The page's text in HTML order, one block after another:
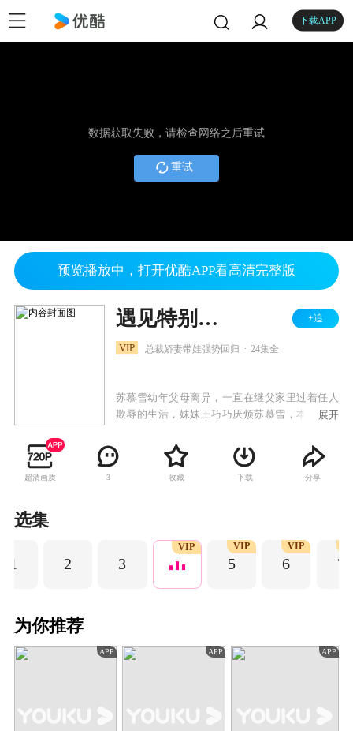
下载APP
数据获取失败，请检查网络之后重试
重试
预览播放中，打开优酷APP看高清完整版
遇见特别的你 +追
VIP 总裁娇妻带娃强势回归 24集全
苏慕雪幼年父母离异，一直在继父家里过着任人
欺辱的生活，妹妹王巧巧厌烦苏慕雪，本想着开
目失明，而王巧巧诬陷苏慕雪是罪魁祸首。三年
后苏慕雪出狱，继父王大发的公司出现问题，王
大发为了利益给苏慕雪下药，打算用她换取利
慕雪却得知了实情。绝望的苏慕雪被亲生父亲带
离了原先的城市，四年之后苏慕雪治好了眼睛，
展开
超清画质 3 收藏 下载 分享
选集
1 2 3
VIP
5
VIP
6
VIP
7
为你推荐
APP APP APP